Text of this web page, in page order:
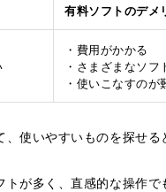
有料ソフトのデメ
・費用がかかる
・さまざまなソ
・使いこなすの
使いやすいものを探せ
トが多く、直感的な操作